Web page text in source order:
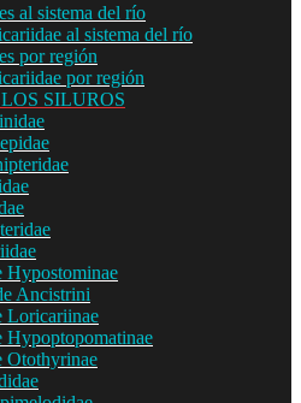
al sistema del río
al sistema del río
por región
por región
SILUROS
Hypostominae
Ancistrini
Loricariinae
Hypoptopomatinae
Otothyrinae